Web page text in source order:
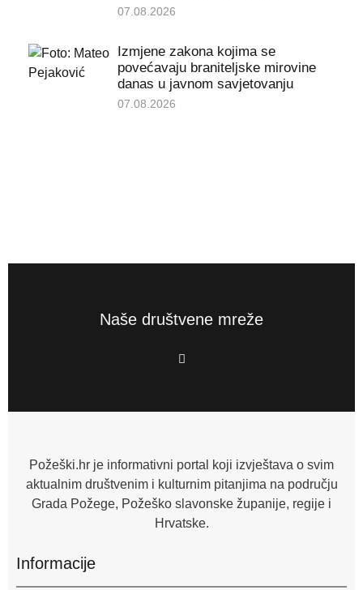
07.08.2026
Izmjene zakona kojima se
povećavaju braniteljske mirovine
danas u javnom savjetovanju
07.08.2026
Naše društvene mreže
F
a
o
f
Požeški.hr je informativni portal koji izvještava o svim
aktualnim društvenim i kulturnim pitanjima na području
Grada Požege, Požeško slavonske županije, regije i
Hrvatske.
Informacije